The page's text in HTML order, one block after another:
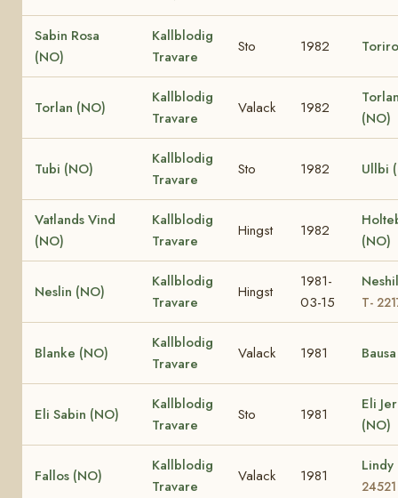
Sabin Rosa
(NO)
Kallblodig
Travare
Sto 1982
Torlan (NO)
Kallblodig
Travare
Valack 1982
(NO)
Tubi (NO)
Kallblodig
Travare
Sto 1982 Ullbi
Vatlands Vind
(NO)
Kallblodig
Travare
Hingst 1982
(NO)
Neslin (NO)
Kallblodig
Travare
Hingst
1981-
03-15
T-
Blanke (NO)
Kallblodig
Travare
Valack 1981
Eli Sabin (NO)
Kallblodig
Travare
Sto 1981
Eli
(NO)
Fallos (NO)
Kallblodig
Travare
Valack 1981
24521